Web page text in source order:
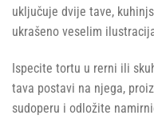
uključuje dvije tave,
ukrašeno veselim
Ispecite tortu u rerni ili
tava postavi na njega,
sudoperu i odložite